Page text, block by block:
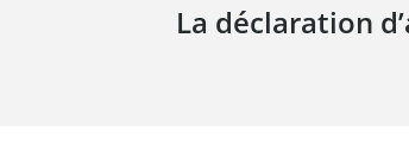
La déclaration